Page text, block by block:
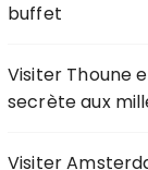
buffet
Visiter Thoune
secrète aux
Visiter